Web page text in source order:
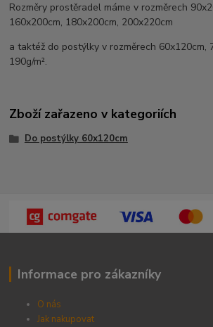
Rozměry prostěradel máme v rozměrech
160x200cm, 180x200cm, 200x220cm
a taktéž do postýlky v rozměrech 60x120cm,
190g/m².
Zboží zařazeno v kategoriích
Do postýlky 60x120cm
Informace pro zákazníky
O nás
Jak nakupovat